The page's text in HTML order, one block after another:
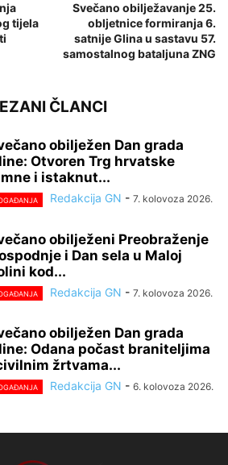
tijela
Svečano obilježavanje 25.
obljetnice formiranja 6.
satnije Glina u sastavu 57.
samostalnog bataljuna ZNG
ČLANCI
obilježen Dan grada
Otvoren Trg hrvatske
i istaknut...
Redakcija GN - 7. kolovoza 2026.
obilježeni Preobraženje
i Dan sela u Maloj
kod...
Redakcija GN - 7. kolovoza 2026.
obilježen Dan grada
Odana počast braniteljima
žrtvama...
Redakcija GN - 6. kolovoza 2026.